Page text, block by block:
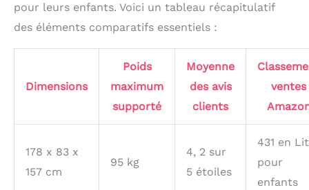
pour leurs enfants. Voici un tableau récapitulatif
des éléments comparatifs essentiels :
Dimensions
Poids
maximum
supporté
Moyenne
des avis
clients
ventes
178 x 83 x
157 cm
95 kg
4, 2 sur
5 étoiles
431 en
pour
enfants